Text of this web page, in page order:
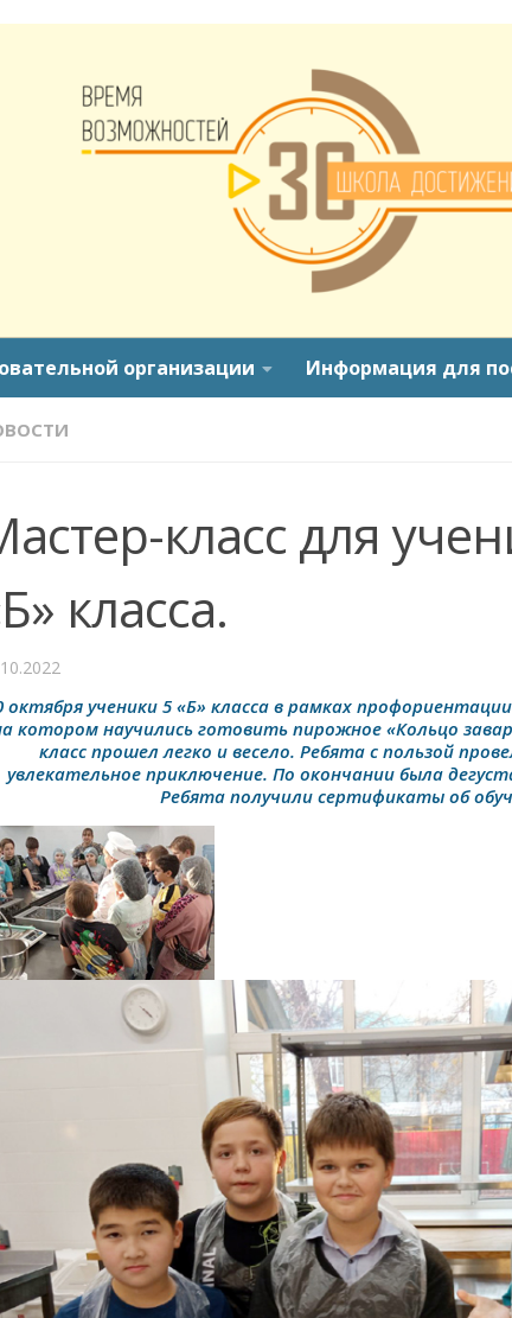
организации Информация для
класс для
класса.
октября ученики 5 «Б» класса в рамках
котором научились готовить пирожное «Кольцо
класс прошел легко и весело. Ребята с пользой
увлекательное приключение. По окончании была
Ребята получили сертификаты об